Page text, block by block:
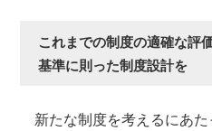
これまでの制度の適確な評
基準に則った制度設計を
新たな制度を考えるにあ